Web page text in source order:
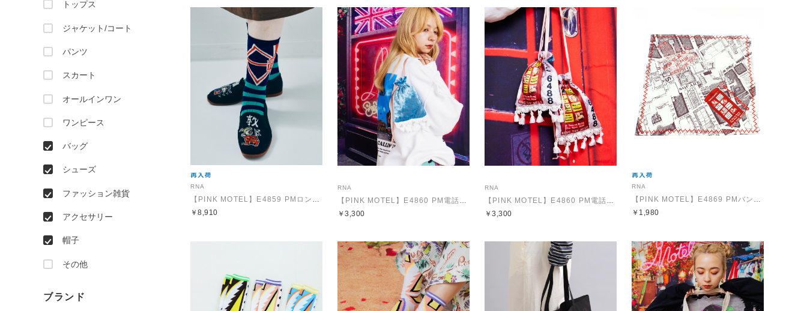
トップス
ジャケット/コート
パンツ
スカート
オールインワン
ワンピース
バッグ
シューズ
ファッション雑貨
アクセサリー
帽子
その他
ブランド
RNA
【PINK MOTEL】E4859 PMロンドンシューズ
￥8,910
RNA
￥3,300
RNA
￥3,300
RNA
【PINK MOTEL】E4869 PMバンダナ
￥1,980